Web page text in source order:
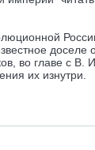
доселе
во главе с
их изнутри.